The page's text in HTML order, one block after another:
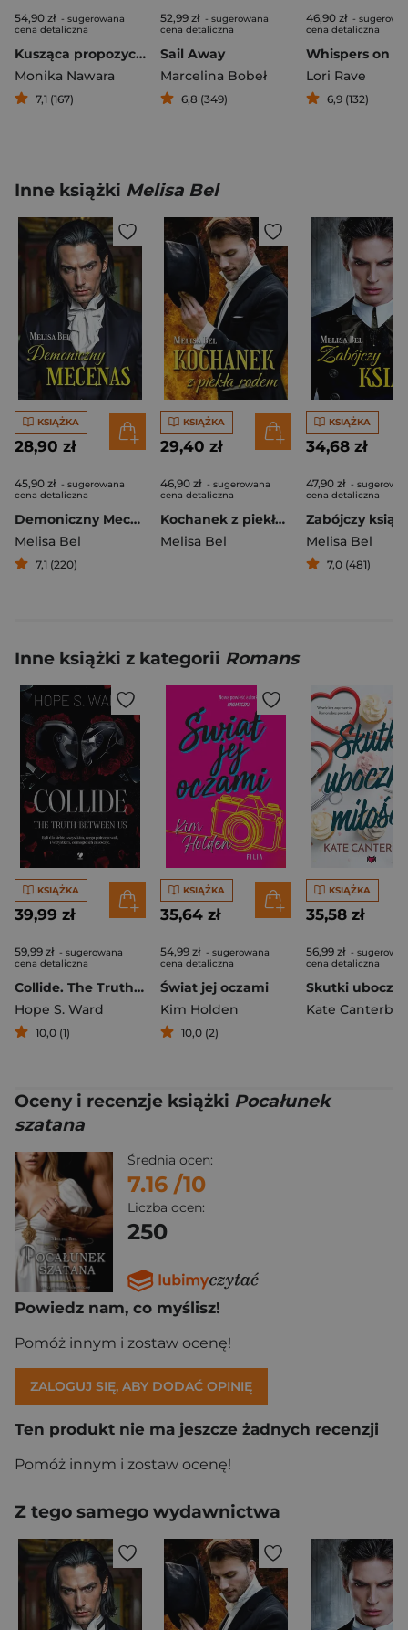
54,90 zł - sugerowana
cena detaliczna
Kusząca propozycja
Monika Nawara
7,1 (167)
52,99 zł - sugerowana
cena detaliczna
Sail Away
Marcelina Bobeł
6,8 (349)
46,90 zł -
cena detaliczna
Whispers on
Lori Rave
6,9 (132)
Inne książki Melisa Bel
KSIĄŻKA
28,90 zł
45,90 zł - sugerowana
cena detaliczna
Demoniczny Mecenas
Melisa Bel
7,1 (220)
KSIĄŻKA
29,40 zł
46,90 zł - sugerowana
cena detaliczna
Kochanek z piekła rodem Co to za para Tom 4
Melisa Bel
KSIĄŻKA
34,68 zł
47,90 zł -
cena detaliczna
Zabójczy
Melisa Bel
7,0 (481)
Inne książki z kategorii Romans
KSIĄŻKA
39,99 zł
59,99 zł - sugerowana
cena detaliczna
Collide. The Truth Between Us
Hope S. Ward
10,0 (1)
KSIĄŻKA
35,64 zł
54,99 zł - sugerowana
cena detaliczna
Świat jej oczami
Kim Holden
10,0 (2)
KSIĄŻKA
35,58 zł
56,99 zł -
cena detaliczna
Kate
Oceny i recenzje książki Pocałunek
szatana
Średnia ocen:
7.16 /10
Liczba ocen:
250
Powiedz nam, co myślisz!
Pomóż innym i zostaw ocenę!
ZALOGUJ SIĘ, ABY DODAĆ OPINIĘ
Ten produkt nie ma jeszcze żadnych recenzji
Pomóż innym i zostaw ocenę!
Z tego samego wydawnictwa